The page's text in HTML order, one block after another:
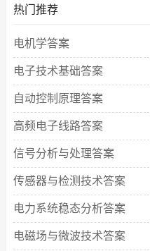
热门推荐
电机学答案
电子技术基础答案
自动控制原理答案
高频电子线路答案
信号分析与处理答案
传感器与检测技术答案
电力系统稳态分析答案
电磁场与微波技术答案